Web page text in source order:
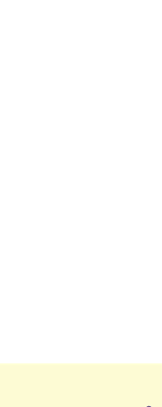
истории, клипы!
шаржи, стихи,